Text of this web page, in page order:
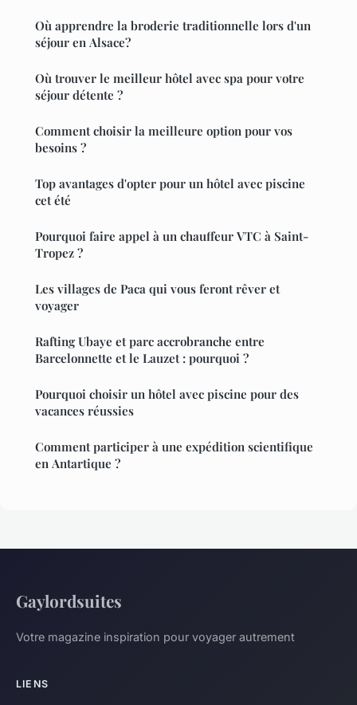
Où apprendre la broderie traditionnelle lors d'un
séjour en Alsace?
Où trouver le meilleur hôtel avec spa pour votre
séjour détente ?
Comment choisir la meilleure option pour vos
besoins ?
Top avantages d'opter pour un hôtel avec piscine
cet été
Pourquoi faire appel à un chauffeur VTC à Saint-
Tropez ?
Les villages de Paca qui vous feront rêver et
voyager
Rafting Ubaye et parc accrobranche entre
Barcelonnette et le Lauzet : pourquoi ?
Pourquoi choisir un hôtel avec piscine pour des
vacances réussies
Comment participer à une expédition scientifique
en Antartique ?
Gaylordsuites
Votre magazine inspiration pour voyager autrement
LIENS